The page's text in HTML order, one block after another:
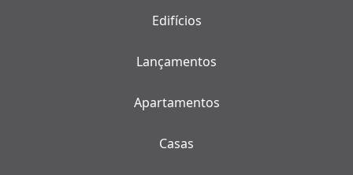
Edifícios
Lançamentos
Apartamentos
Casas